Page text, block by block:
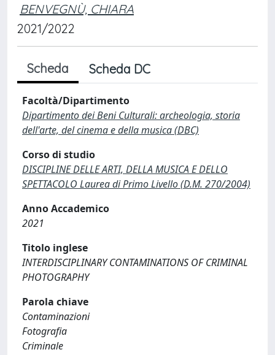
BENVEGNÙ, CHIARA
2021/2022
Scheda Scheda DC
Facoltà/Dipartimento
Dipartimento dei Beni Culturali: archeologia, storia
dell'arte, del cinema e della musica (DBC)
Corso di studio
DISCIPLINE DELLE ARTI, DELLA MUSICA E DELLO
SPETTACOLO Laurea di Primo Livello (D.M. 270/2004)
Anno Accademico
2021
Titolo inglese
INTERDISCIPLINARY CONTAMINATIONS OF CRIMINAL
PHOTOGRAPHY
Parola chiave
Contaminazioni
Fotografia
Criminale